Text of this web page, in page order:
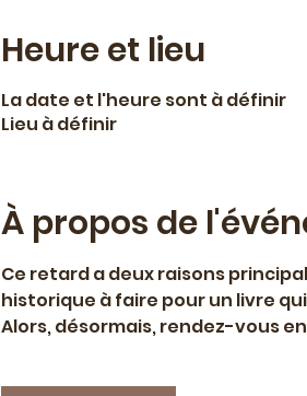
Heure et lieu
La date et l'heure sont à définir
Lieu à définir
À propos de
Ce retard a deux raisons
historique à faire pour un livre
Alors, désormais, rendez-vous